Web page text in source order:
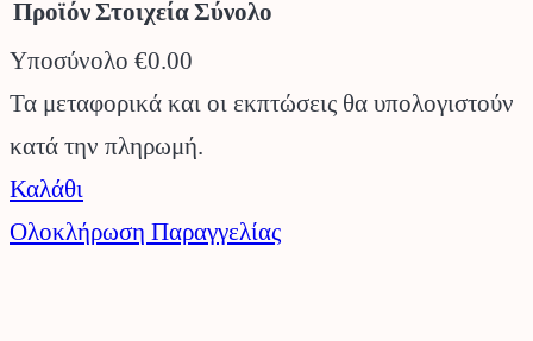
Προϊόντα
στο
καλάθι
ΠροϊόνΣτοιχείαΣύνολο
Υποσύνολο €0.00
Τα μεταφορικά και οι εκπτώσεις θα υπολογιστούν
κατά την πληρωμή.
Καλάθι
Ολοκλήρωση Παραγγελίας